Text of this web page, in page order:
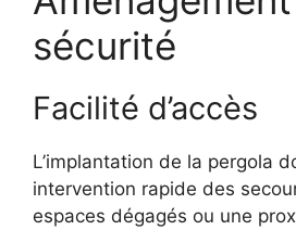
sécurité
Facilité d’accès
L’implantation de la pergola
intervention rapide des
espaces dégagés ou une